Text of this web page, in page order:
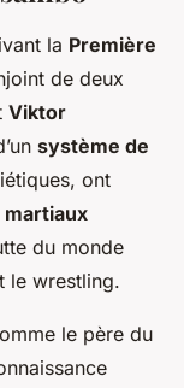
la Première
de deux
Viktor
système de
ont
martiaux
du monde
le wrestling.
le père du